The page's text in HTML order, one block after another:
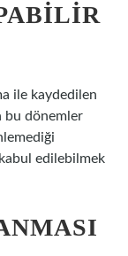
ile kaydedilen
bu dönemler
edilebilmek